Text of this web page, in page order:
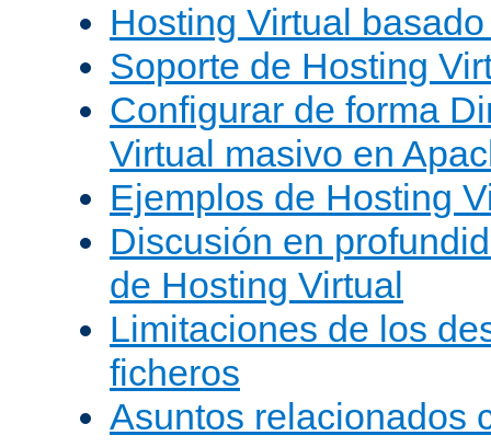
Hosting Virtual
Soporte de Hosting
Configurar de forma
Virtual masivo en
Ejemplos de Hosting
Discusión en
de Hosting Virtual
Limitaciones de los
ficheros
Asuntos relacionados